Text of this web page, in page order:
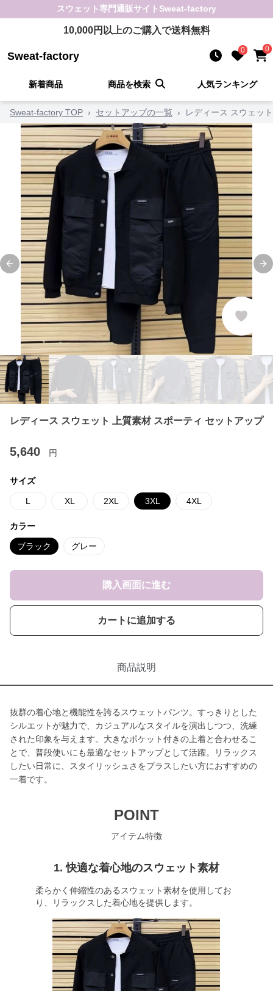
スウェット専門通販サイト Sweat-factory
10,000円以上のご購入で送料無料
Sweat-factory 0 0
新着商品 商品を検索 人気ランキング
Sweat-factory TOP › セットアップの一覧 › レディース スウェッ
Previous slide
レディース スウェット 上質素材 スポーティ セットアップ
5,640 円
サイズ
L XL 2XL 3XL 4XL
カラー
ブラック グレー
購入画面に進む
カートに追加する
商品説明
抜群の着心地と機能性を誇るスウェットパンツ。すっきりとした
シルエットが魅力で、カジュアルなスタイルを演出しつつ、洗練
された印象を与えます。大きなポケット付きの上着と合わせるこ
とで、普段使いにも最適なセットアップとして活躍。リラックス
したい日常に、スタイリッシュさをプラスしたい方におすすめの
一着です。
POINT
アイテム特徴
1. 快適な着心地のスウェット素材
柔らかく伸縮性のあるスウェット素材を使用してお
り、リラックスした着心地を提供します。